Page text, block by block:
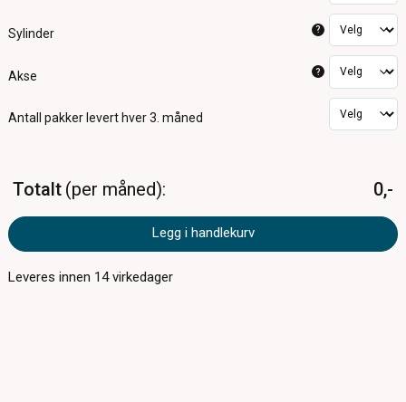
Sylinder ?
Akse ?
Antall pakker levert hver 3. måned
Totalt per måned 0,-
Legg i handlekurv
Leveres innen 14virkedager